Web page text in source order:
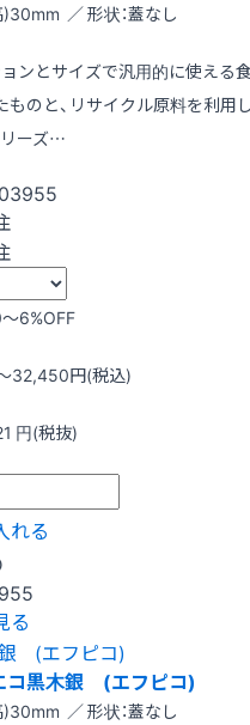
／ 形状：蓋なし
ンとサイズで汎用的に使える
のと、リサイクル原料を利用
ーズ…
6%OFF
32,450円(税込)
円(税抜)
れる
る
コ黒木銀 (エフピコ)
／ 形状：蓋なし